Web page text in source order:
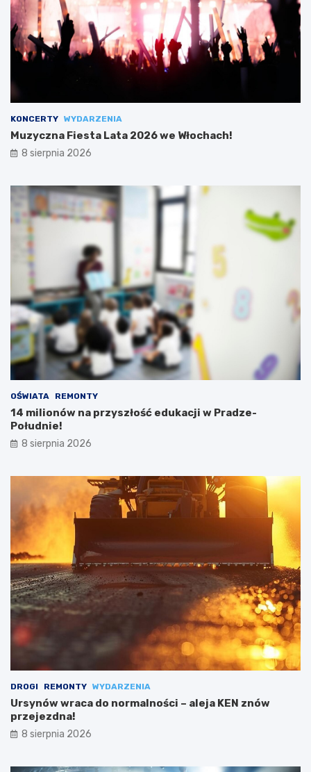
KONCERTY WYDARZENIA
Muzyczna Fiesta Lata 2026 we Włochach!
8 sierpnia 2026
OŚWIATA REMONTY
14 milionów na przyszłość edukacji w Pradze-
Południe!
8 sierpnia 2026
DROGI REMONTY WYDARZENIA
Ursynów wraca do normalności – aleja KEN znów
przejezdna!
8 sierpnia 2026